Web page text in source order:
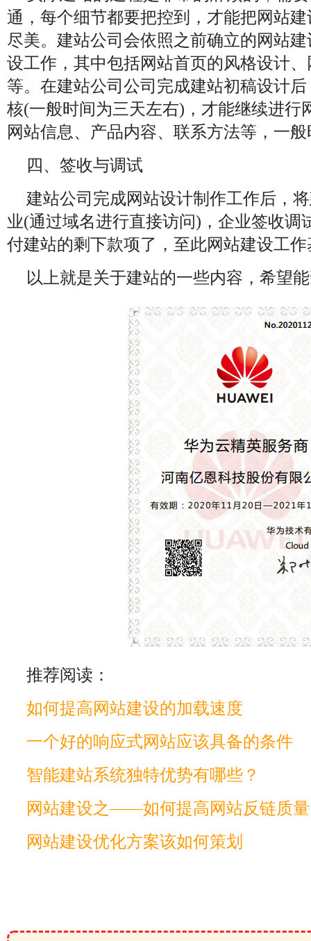
通，每个细节都要把控到，才能把网站
尽美。建站公司会依照之前确立的网站
设工作，其中包括网站首页的风格设计
等。在建站公司公司完成建站初稿设计
核(一般时间为三天左右)，才能继续进行
网站信息、产品内容、联系方法等，一
四、签收与调试
建站公司完成网站设计制作工作后，
业(通过域名进行直接访问)，企业签收调
付建站的剩下款项了，至此网站建设工
以上就是关于建站的一些内容，希望
推荐阅读：
如何提高网站建设的加载速度
一个好的响应式网站应该具备的条件
智能建站系统独特优势有哪些？
网站建设之——如何提高网站反链质量
网站建设优化方案该如何策划